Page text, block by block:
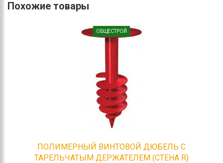
Похожие товары
ОБЩЕСТРОЙ
ПОЛИМЕРНЫЙ ВИНТОВОЙ ДЮБЕЛЬ С
ТАРЕЛЬЧАТЫМ ДЕРЖАТЕЛЕМ (СТЕНА R)